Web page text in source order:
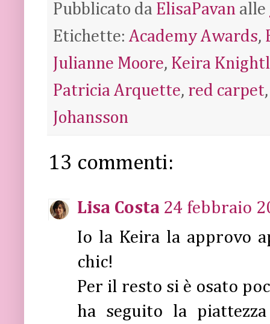
Pubblicato da ElisaPavan alle
Etichette:Academy Awards,
Julianne Moore, Keira
Patricia Arquette, red carpet
Johansson
13 commenti:
Lisa Costa 24 febbraio
Io la Keira la approvo
chic!
Per il resto si è osato
ha seguito la